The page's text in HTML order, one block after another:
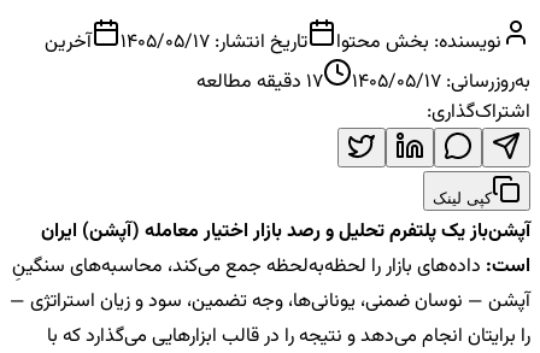
نویسنده: بخش محتوا تاریخ انتشار: 1405/05/17
آخرین
به‌روزرسانی: 1405/05/17
17 دقیقه مطالعه
اشتراک‌گذاری:
کپی لینک
آپشن‌باز یک پلتفرم تحلیل و رصد بازار اختیار معامله (آپشن) ایران
است: داده‌های بازار را لحظه‌به‌لحظه جمع می‌کند، محاسبه‌های سنگینِ
آپشن — نوسان ضمنی، یونانی‌ها، وجه تضمین، سود و زیان استراتژی —
را برایتان انجام می‌دهد و نتیجه را در قالب ابزارهایی می‌گذارد که با